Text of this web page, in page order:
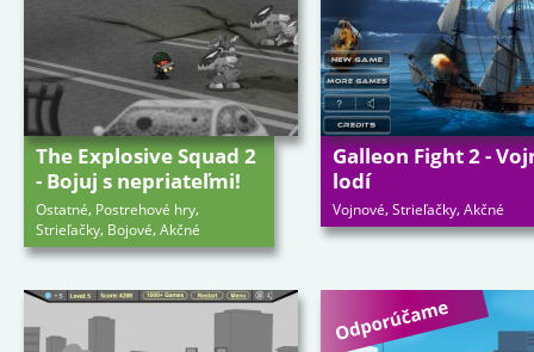
The Explosive Squad 2
- Bojuj s nepriateľmi!
Ostatné, Postrehové hry,
Strieľačky, Bojové,Akčné
Galleon Fight 2 -
lodí
Vojnové,Strieľačky,Akčné